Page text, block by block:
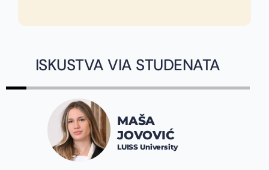
ISKUSTVA VIA STUDENATA
MAŠA
JOVOVIĆ
LUISS University